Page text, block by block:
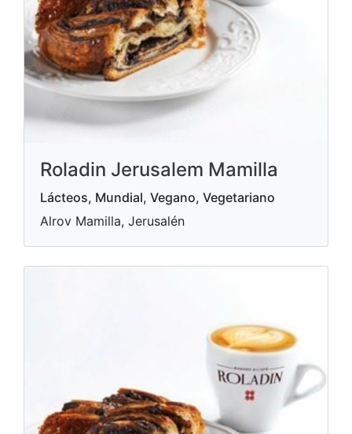
Roladin Jerusalem Mamilla
Lácteos, Mundial, Vegano, Vegetariano
Alrov Mamilla, Jerusalén